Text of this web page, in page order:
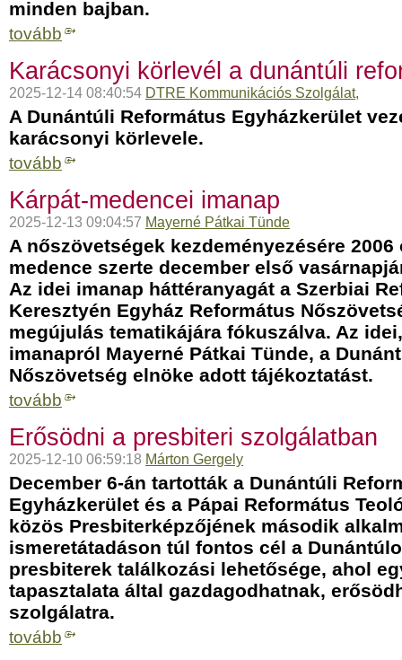
minden bajban.
tovább
Karácsonyi körlevél a dunántúli
2025-12-14 08:40:54 DTRE Kommunikációs Szolgálat,
A Dunántúli Református Egyházkerület
karácsonyi körlevele.
tovább
Kárpát-medencei imanap
2025-12-13 09:04:57 Mayerné Pátkai Tünde
A nőszövetségek kezdeményezésére
medence szerte december első
Az idei imanap háttéranyagát a Szerbiai
Keresztyén Egyház Református
megújulás tematikájára fókuszálva. Az
imanapról Mayerné Pátkai Tünde, a
Nőszövetség elnöke adott tájékoztatást.
tovább
Erősödni a presbiteri szolgálatban
2025-12-10 06:59:18 Márton Gergely
December 6-án tartották a Dunántúli
Egyházkerület és a Pápai Református
közös Presbiterképzőjének második
ismeretátadáson túl fontos cél a
presbiterek találkozási lehetősége, ahol
tapasztalata által gazdagodhatnak,
szolgálatra.
tovább